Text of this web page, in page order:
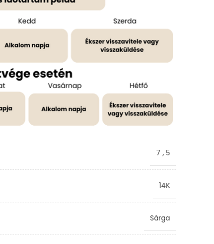
7 , 5
14K
Sárga